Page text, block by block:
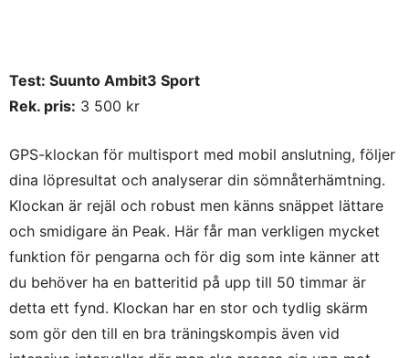
Test: Suunto Ambit3 Sport
Rek. pris: 3 500 kr
GPS-klockan för multisport med mobil anslutning, följer
dina löpresultat och analyserar din sömnåterhämtning.
Klockan är rejäl och robust men känns snäppet lättare
och smidigare än Peak. Här får man verkligen mycket
funktion för pengarna och för dig som inte känner att
du behöver ha en batteritid på upp till 50 timmar är
detta ett fynd. Klockan har en stor och tydlig skärm
som gör den till en bra träningskompis även vid